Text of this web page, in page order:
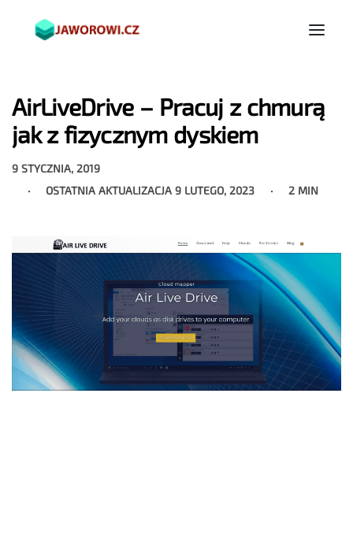
AirLiveDrive – Pracuj z chmurą
jak z fizycznym dyskiem
9 STYCZNIA, 2019
OSTATNIA AKTUALIZACJA9 LUTEGO, 2023 2 MIN